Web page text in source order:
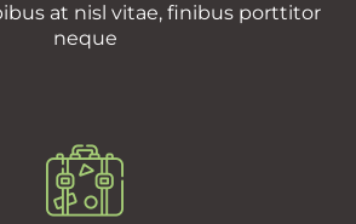
at nisl vitae, finibus porttitor
neque